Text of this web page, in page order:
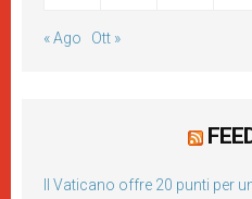
« Ago Ott »
Il Vaticano offre 20 punti per